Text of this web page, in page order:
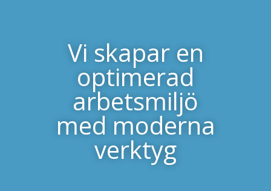
Vi skapar en
optimerad
arbetsmiljö
med moderna
verktyg